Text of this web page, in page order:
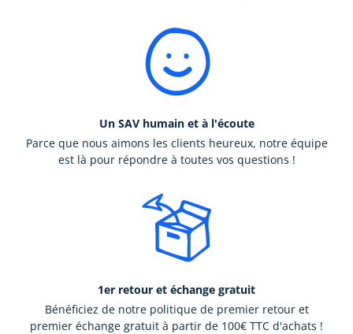
Un SAV humain et à l'écoute
Parce que nous aimons les clients heureux, notre équipe
est là pour répondre à toutes vos questions !
1er retour et échange gratuit
Bénéficiez de notre politique de premier retour et
premier échange gratuit à partir de 100€ TTC d'achats !